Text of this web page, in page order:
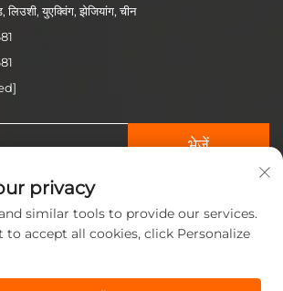
लिउशी, युएक्विंग, झेजियांग, चीन
भेजें
privacy
similar tools to provide our services.
to accept all cookies, click Personalize